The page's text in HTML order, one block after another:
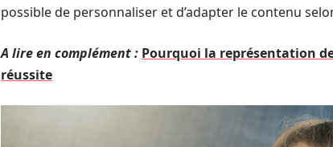
possible de personnaliser et d’adapter le contenu
A lire en complément : Pourquoi la représentation
réussite